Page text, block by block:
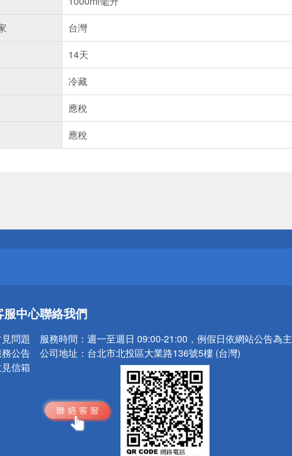
台灣
14天
冷藏
應稅
應稅
小心！
小心！
服中心
問題
公告
信箱
聯絡我們
服務時間： 週一至週日 09:00-21:00，例假日依網站公告為主
公司地址： 台北市北投區大業路136號5樓 (台灣)